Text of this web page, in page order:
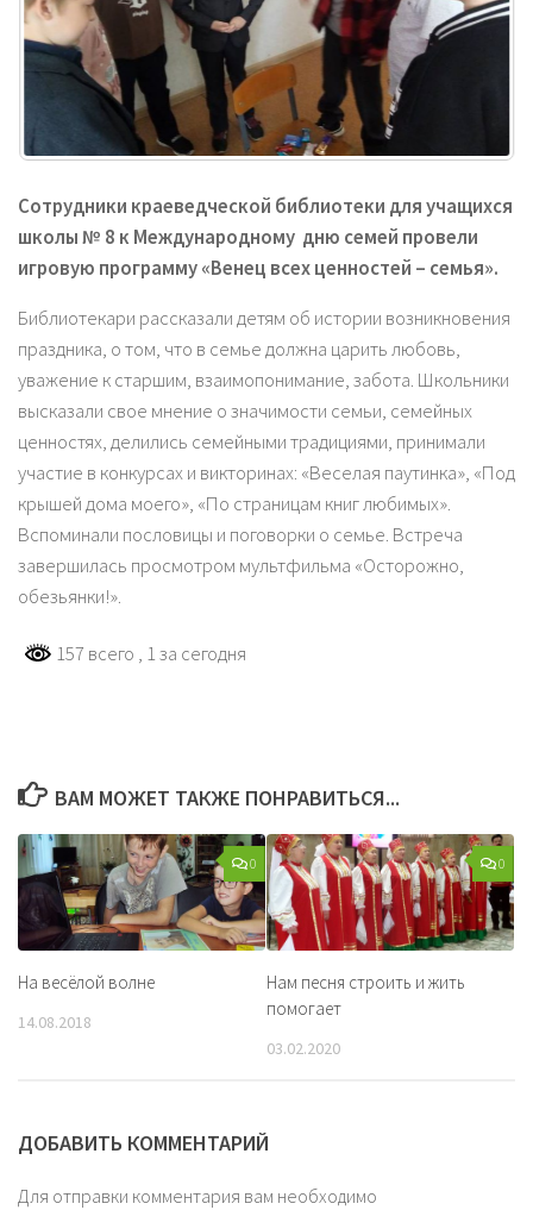
Сотрудники краеведческой библиотеки для учащихся
школы № 8 к Международному дню семей провели
игровую программу «Венец всех ценностей – семья».
Библиотекари рассказали детям об истории возникновения
праздника, о том, что в семье должна царить любовь,
уважение к старшим, взаимопонимание, забота. Школьники
высказали свое мнение о значимости семьи, семейных
ценностях, делились семейными традициями, принимали
участие в конкурсах и викторинах: «Веселая паутинка», «Под
крышей дома моего», «По страницам книг любимых».
Вспоминали пословицы и поговорки о семье. Встреча
завершилась просмотром мультфильма «Осторожно,
обезьянки!».
157 всего , 1 за сегодня
ВАМ МОЖЕТ ТАКЖЕ ПОНРАВИТЬСЯ...
0
На весёлой волне
14.08.2018
0
Нам песня строить и жить
помогает
03.02.2020
ДОБАВИТЬ КОММЕНТАРИЙ
Для отправки комментария вам необходимо